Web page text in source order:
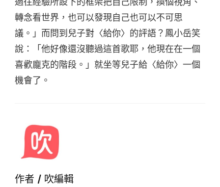
轉念看世界，也可以發現自己也可以不可思
議。」而問到兒子對〈給你〉的評語？鳳小岳笑
說：「他好像還沒聽過這首歌耶，他現在在一個
喜歡龐克的階段。」就坐等兒子給〈給你〉一個
機會了。
作者 / 吹編輯